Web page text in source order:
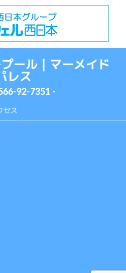
ール｜マーメイド
レス
92-7351 -
セス